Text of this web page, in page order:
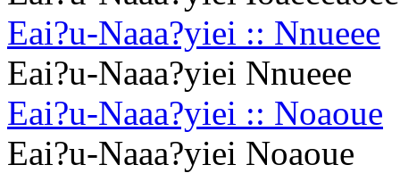
Eai?u-Naaa?yiei :: Nnueee
Eai?u-Naaa?yiei Nnueee
Eai?u-Naaa?yiei :: Noaoue
Eai?u-Naaa?yiei Noaoue